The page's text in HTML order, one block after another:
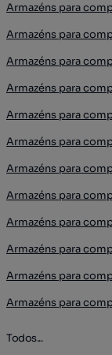
Armazéns para
Armazéns para
Armazéns para
Armazéns para
Armazéns para
Armazéns para
Armazéns para
Armazéns para
Armazéns para
Armazéns para
Armazéns para
Armazéns para
Todos...